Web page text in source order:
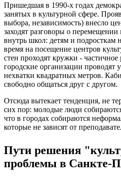
Пришедшая в 1990-х годах
занятых в культурной сфере.
выбора, независимость) внесло
заходят разговоры о
внутрь школ: детям и подросткам
время на посещение центров
стен проходят кружки -
городские организации проводят
нехватки квадратных метров.
свободно общаться друг с другом.
Отсюда вытекает тенденция, не
сих пор: молодые люди
что в городах собираются
которые не зависят от
Пути решения
проблемы в Санкте-